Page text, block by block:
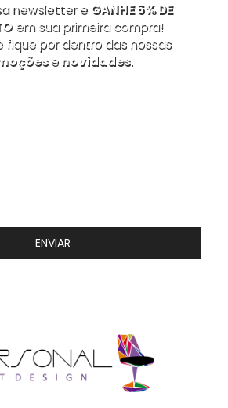
newsletter e GANHE 5% DE
em sua primeira compra!
fique por dentro das nossas
enovidades.
ENVIAR